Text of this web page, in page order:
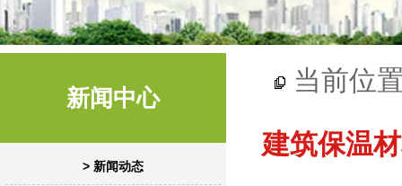
新闻中心
> 新闻动态
当前位
建筑保温